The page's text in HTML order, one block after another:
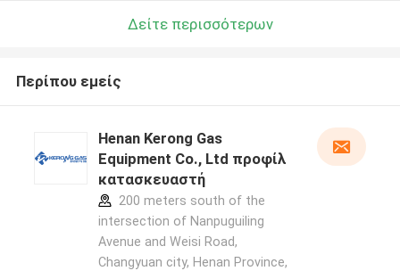
Δείτε περισσότερων
Περίπου εμείς
Henan Kerong Gas
Equipment Co., Ltd προφίλ
κατασκευαστή
200 meters south of the
intersection of Nanpuguiling
Avenue and Weisi Road,
Changyuan city, Henan Province,